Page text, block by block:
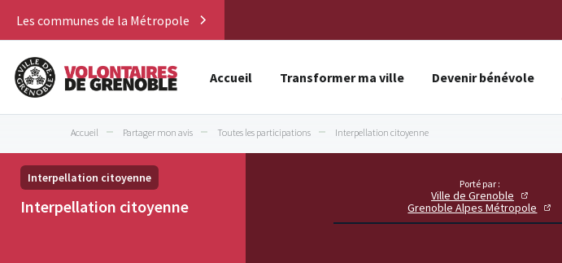
Les communes de la Métropole
Accueil Transformer ma ville Devenir bénévole
Accueil Partager mon avis Toutes les participations Interpellation citoyenne
Interpellation citoyenne
Interpellation citoyenne
Porté par :
Ville de Grenoble
Grenoble Alpes Métropole